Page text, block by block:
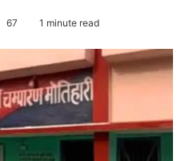
67 1 minute read